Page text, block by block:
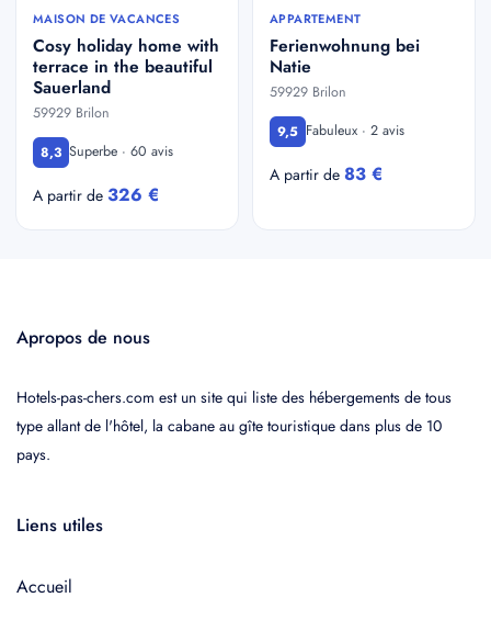
MAISON DE VACANCES
Cosy holiday home with
terrace in the beautiful
Sauerland
59929 Brilon
8,3 Superbe · 60 avis
A partir de 326 €
APPARTEMENT
Ferienwohnung bei
Natie
59929 Brilon
9,5 Fabuleux · 2 avis
A partir de 83 €
Apropos de nous
Hotels-pas-chers.com est un site qui liste des hébergements de tous
type allant de l'hôtel, la cabane au gîte touristique dans plus de 10
pays.
Liens utiles
Accueil